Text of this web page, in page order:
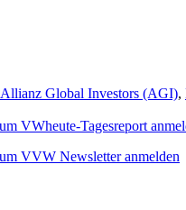
Allianz Global Investors (AGI),